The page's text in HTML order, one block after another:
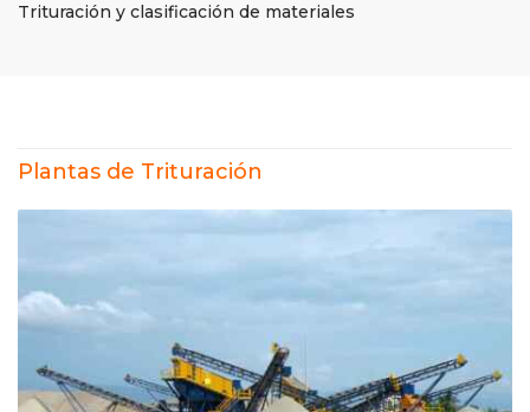
Trituración y clasificación de materiales
Plantas de Trituración